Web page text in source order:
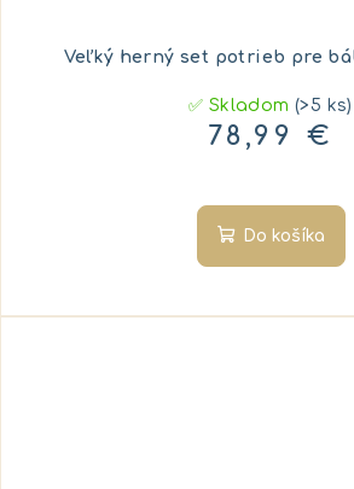
Veľký herný set potrieb pre
✅ Skladom(>5 ks)
78,99 €
Do košíka